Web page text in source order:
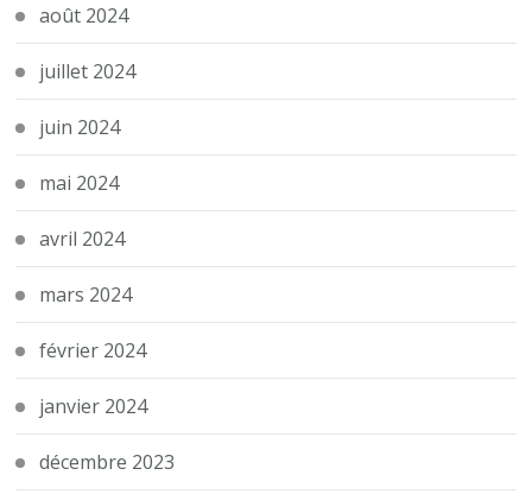
août 2024
juillet 2024
juin 2024
mai 2024
avril 2024
mars 2024
février 2024
janvier 2024
décembre 2023